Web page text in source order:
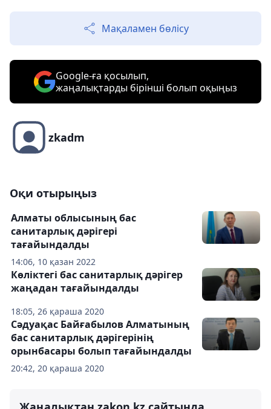
Мақаламен бөлісу
Google-ға қосылып,
жаңалықтарды бірінші болып оқыңыз
zkadm
Оқи отырыңыз
14:06, 10 қазан 2022
Алматы облысының бас
санитарлық дәрігері
тағайындалды
18:05, 26 қараша 2020
Көліктегі бас санитарлық дәрігер
жаңадан тағайындалды
20:42, 20 қараша 2020
Сәдуақас Байғабылов Алматының
бас санитарлық дәрігерінің
орынбасары болып тағайындалды